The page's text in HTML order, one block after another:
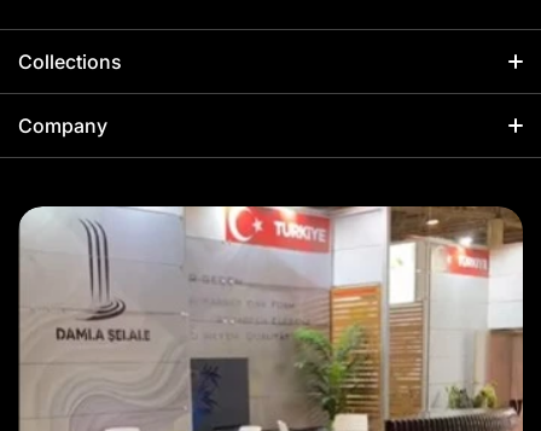
Collections
Su Duvarları
Heykelsi Su Özellikleri
Gölet & Koi Sistemleri
Özel Tasarım Su Özellikleri
Company
Hakkımızda
İletişim
S.s.s.